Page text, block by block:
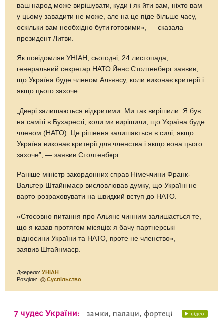
ваш народ може вирішувати, куди і як йти вам, ніхто вам
у цьому завадити не може, але на це піде більше часу,
оскільки вам необхідно бути готовими», — сказала
президент Литви.
Як повідомляв УНІАН, сьогодні, 24 листопада,
генеральний секретар НАТО Йенс Столтенберг заявив,
що Україна буде членом Альянсу, коли виконає критерії і
якщо цього захоче.
„Двері залишаються відкритими. Ми так вирішили. Я був
на саміті в Бухаресті, коли ми вирішили, що Україна буде
членом (НАТО). Це рішення залишається в силі, якщо
Україна виконає критерії для членства і якщо вона цього
захоче”, — заявив Столтенберг.
Раніше міністр закордонних справ Німеччини Франк-
Вальтер Штайнмаєр висловлював думку, що Україні не
варто розраховувати на швидкий вступ до НАТО.
«Стосовно питання про Альянс чинним залишається те,
що я казав протягом місяців: я бачу партнерські
відносини України та НАТО, проте не членство», —
заявив Штайнмаєр.
Джерело:УНІАН
Розділи:
Суспільство